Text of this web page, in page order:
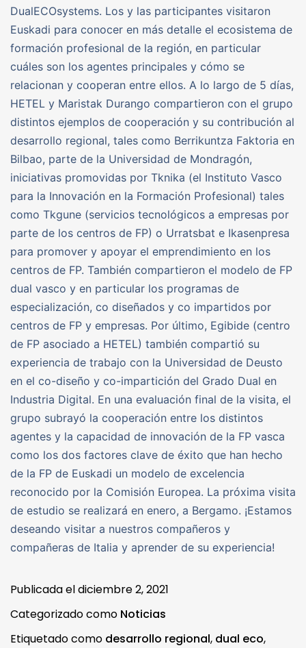
DualECOsystems. Los y las participantes visitaron
Euskadi para conocer en más detalle el ecosistema de
formación profesional de la región, en particular
cuáles son los agentes principales y cómo se
relacionan y cooperan entre ellos. A lo largo de 5 días,
HETEL y Maristak Durango compartieron con el grupo
distintos ejemplos de cooperación y su contribución al
desarrollo regional, tales como Berrikuntza Faktoria en
Bilbao, parte de la Universidad de Mondragón,
iniciativas promovidas por Tknika (el Instituto Vasco
para la Innovación en la Formación Profesional) tales
como Tkgune (servicios tecnológicos a empresas por
parte de los centros de FP) o Urratsbat e Ikasenpresa
para promover y apoyar el emprendimiento en los
centros de FP. También compartieron el modelo de FP
dual vasco y en particular los programas de
especialización, co diseñados y co impartidos por
centros de FP y empresas. Por último, Egibide (centro
de FP asociado a HETEL) también compartió su
experiencia de trabajo con la Universidad de Deusto
en el co-diseño y co-impartición del Grado Dual en
Industria Digital. En una evaluación final de la visita, el
grupo subrayó la cooperación entre los distintos
agentes y la capacidad de innovación de la FP vasca
como los dos factores clave de éxito que han hecho
de la FP de Euskadi un modelo de excelencia
reconocido por la Comisión Europea. La próxima visita
de estudio se realizará en enero, a Bergamo. ¡Estamos
deseando visitar a nuestros compañeros y
compañeras de Italia y aprender de su experiencia!
Publicada eldiciembre 2, 2021
Categorizado como Noticias
Etiquetado como desarrollo regional, dual eco,